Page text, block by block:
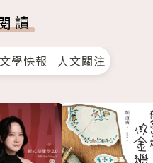
讀
文學快報 人文關注